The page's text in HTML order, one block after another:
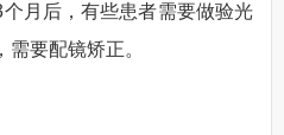
月后，有些患者需要做验光
要配镜矫正。